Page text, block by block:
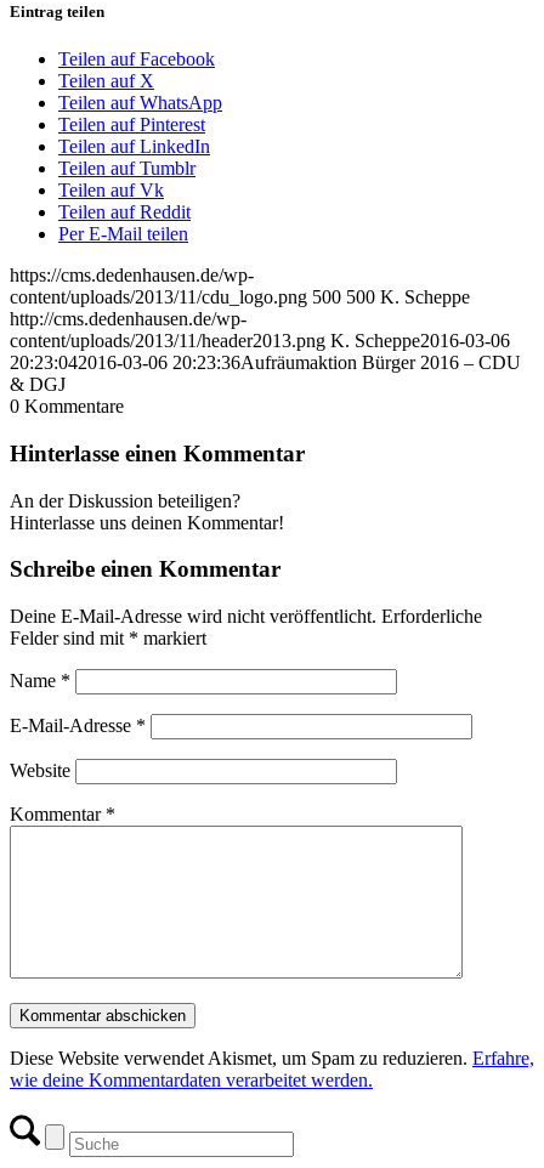
Eintrag teilen
Teilen auf Facebook
Teilen auf X
Teilen auf WhatsApp
Teilen auf Pinterest
Teilen auf LinkedIn
Teilen auf Tumblr
Teilen auf Vk
Teilen auf Reddit
Per E-Mail teilen
https://cms.dedenhausen.de/wp-
content/uploads/2013/11/cdu_logo.png 500 500 K. Scheppe
http://cms.dedenhausen.de/wp-
content/uploads/2013/11/header2013.png K. Scheppe2016-03-06
20:23:042016-03-06 20:23:36Aufräumaktion Bürger 2016 – CDU
& DGJ
0 Kommentare
Hinterlasse einen Kommentar
An der Diskussion beteiligen?
Hinterlasse uns deinen Kommentar!
Schreibe einen Kommentar
Deine E-Mail-Adresse wird nicht veröffentlicht. Erforderliche
Felder sind mit * markiert
Name *
E-Mail-Adresse *
Website
Kommentar *
Diese Website verwendet Akismet, um Spam zu reduzieren. Erfahre,
wie deine Kommentardaten verarbeitet werden.